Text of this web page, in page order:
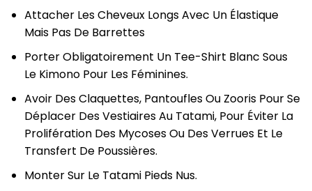
Attacher Les Cheveux Longs Avec Un Élastique
Mais Pas De Barrettes
Porter Obligatoirement Un Tee-Shirt Blanc Sous
Le Kimono Pour Les Féminines.
Avoir Des Claquettes, Pantoufles Ou Zooris Pour Se
Déplacer Des Vestiaires Au Tatami, Pour Éviter La
Prolifération Des Mycoses Ou Des Verrues Et Le
Transfert De Poussières.
Monter Sur Le Tatami Pieds Nus.